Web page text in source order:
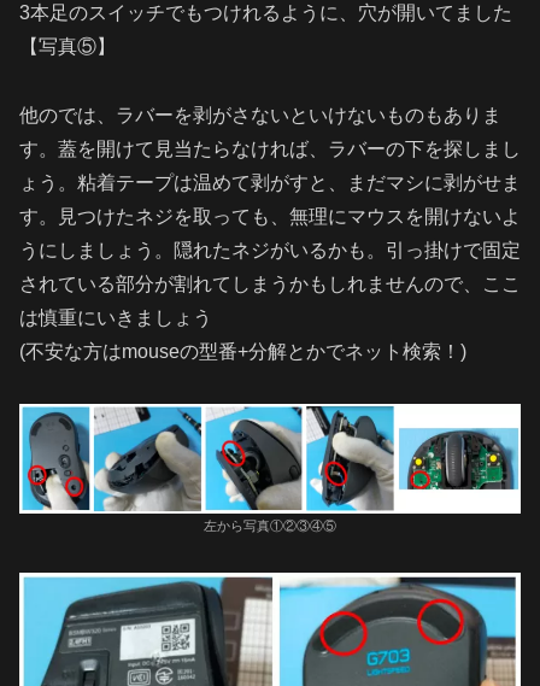
3本足のスイッチでもつけれるように、穴が開いてました
【写真⑤】
他のでは、ラバーを剥がさないといけないものもありま
す。蓋を開けて見当たらなければ、ラバーの下を探しまし
ょう。粘着テープは温めて剥がすと、まだマシに剥がせま
す。見つけたネジを取っても、無理にマウスを開けないよ
うにしましょう。隠れたネジがいるかも。引っ掛けで固定
されている部分が割れてしまうかもしれませんので、ここ
は慎重にいきましょう
(不安な方はmouseの型番+分解とかでネット検索！)
左から写真①②③④⑤